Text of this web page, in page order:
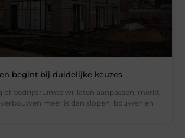
begint bij duidelijke keuzes
of bedrijfsruimte wil laten aanpassen, merkt
meer is dan slopen, bouwen en